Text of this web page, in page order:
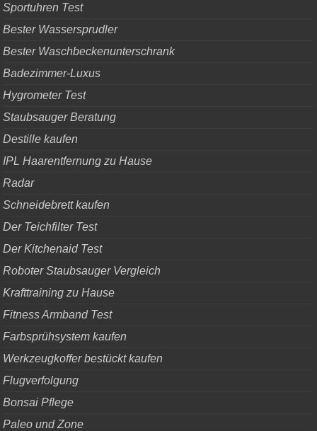
Sportuhren Test
Bester Wassersprudler
Bester Waschbeckenunterschrank
Badezimmer-Luxus
Hygrometer Test
Staubsauger Beratung
Destille kaufen
IPL Haarentfernung zu Hause
Radar
Schneidebrett kaufen
Der Teichfilter Test
Der Kitchenaid Test
Roboter Staubsauger Vergleich
Krafttraining zu Hause
Fitness Armband Test
Farbsprühsystem kaufen
Werkzeugkoffer bestückt kaufen
Flugverfolgung
Bonsai Pflege
Paleo und Zone